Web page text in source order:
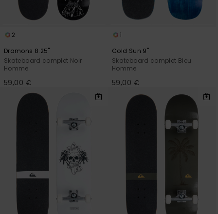
2
Dramons 8.25"
Skateboard complet Noir
Homme
59,00 €
1
Cold Sun 9"
Skateboard complet Bleu
Homme
59,00 €